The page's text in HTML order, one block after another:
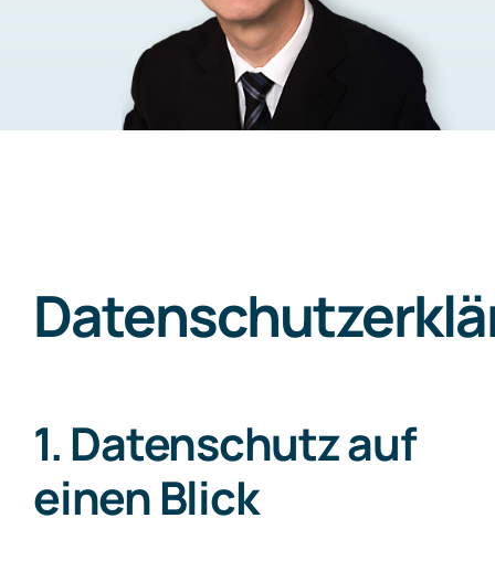
1. Datenschutz auf
einen Blick